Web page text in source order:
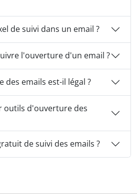
de suivi dans un email ?
l'ouverture d'un email ?
des emails est-il légal ?
outils d'ouverture des
de suivi des emails ?